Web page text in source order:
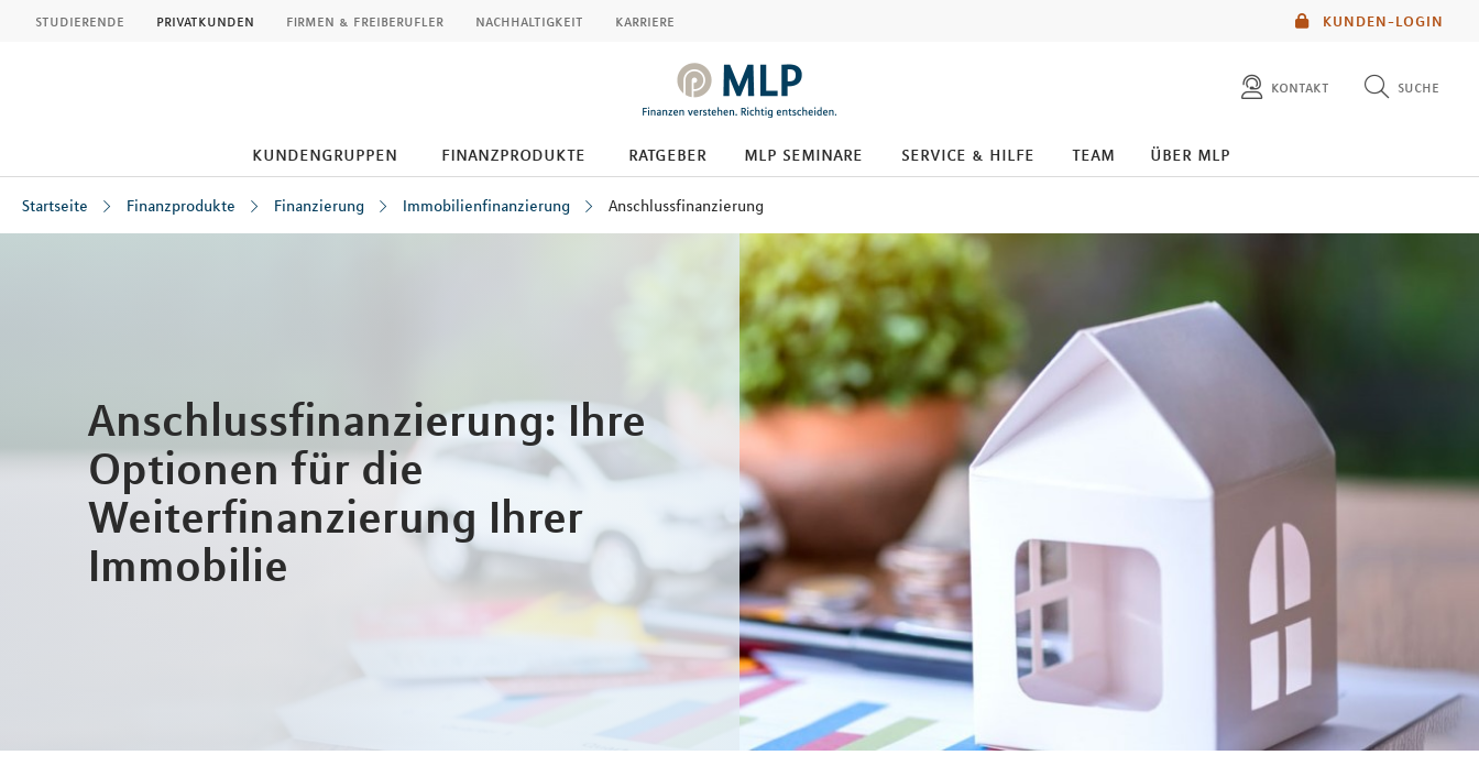
KUNDEN-LOGIN
studierende privatkunden firmen & freiberufler nachhaltigkeit karriere
kontakt suche
diese website durchsuchen
kundengruppen finanzprodukte ratgeber mlp seminare service & hilfe team über mlp
Startseite Finanzprodukte Finanzierung Immobilienfinanzierung Anschlussfinanzierung
Anschlussfinanzierung: Ihre
Optionen für die
Weiterfinanzierung Ihrer
Immobilie